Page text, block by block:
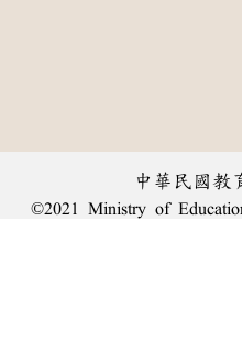
中華民國教
©2021 Ministry of